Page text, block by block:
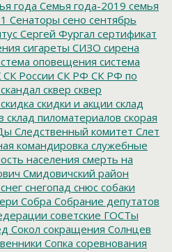
года Семья года-2019 семья
Сенаторы сено сентябрь
Сергей Фургал сертификат
сигареты СИЗО сирена
оповещения система
СК России СК РФ СК РФ по
скандал сквер сквер
скидка скидки и акции склад
склад пиломатериалов скорая
Следственный комитет Слет
командировка служебные
населения смерть на
Смидовичский район
снег снегопад снюс собаки
Собра Собрание депутатов
советские ГОСТы
Сокол сокращения Солнцев
Сопка соревнования